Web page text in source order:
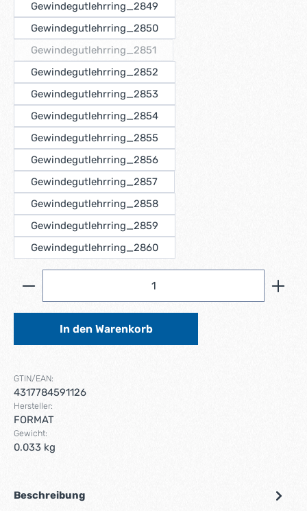
Gewindegutlehrring_2849
Gewindegutlehrring_2850
Gewindegutlehrring_2851
(Diese Option ist zurzeit nicht verfügbar.)
Gewindegutlehrring_2852
Gewindegutlehrring_2853
Gewindegutlehrring_2854
Gewindegutlehrring_2855
Gewindegutlehrring_2856
Gewindegutlehrring_2857
Gewindegutlehrring_2858
Gewindegutlehrring_2859
Gewindegutlehrring_2860
Produkt Anzahl: Gib den gewünschten Wert ein
In den Warenkorb
GTIN/EAN:
4317784591126
Hersteller:
FORMAT
Gewicht:
0.033 kg
Beschreibung